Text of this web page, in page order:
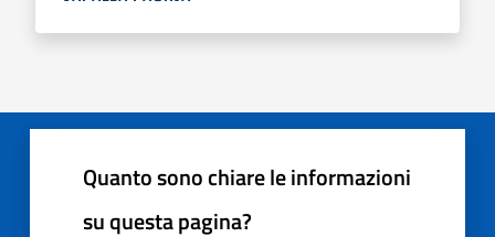
Quanto sono chiare le informazioni
su questa pagina?